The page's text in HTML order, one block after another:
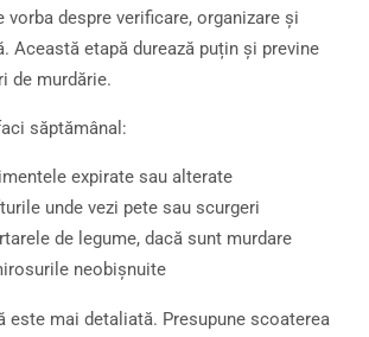
vorba despre verificare, organizare și
Această etapă durează puțin și previne
de murdărie.
săptămânal:
expirate sau alterate
unde vezi pete sau scurgeri
de legume, dacă sunt murdare
neobișnuite
este mai detaliată. Presupune scoaterea